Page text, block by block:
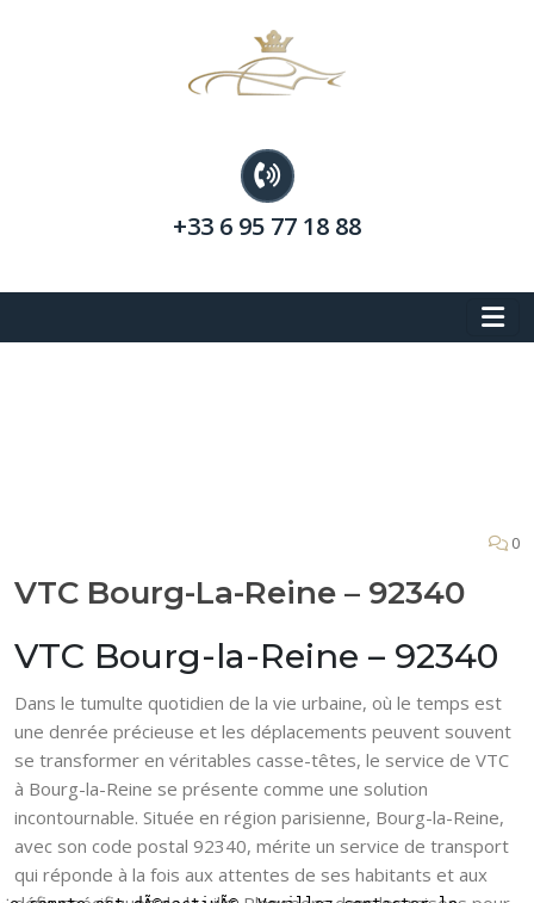
+33 6 95 77 18 88
0
VTC Bourg-La-Reine – 92340
VTC Bourg-la-Reine – 92340
Dans le tumulte quotidien de la vie urbaine, où le temps est
une denrée précieuse et les déplacements peuvent souvent
se transformer en véritables casse-têtes, le service de VTC
à Bourg-la-Reine se présente comme une solution
incontournable. Située en région parisienne, Bourg-la-Reine,
avec son code postal 92340, mérite un service de transport
qui réponde à la fois aux attentes de ses habitants et aux